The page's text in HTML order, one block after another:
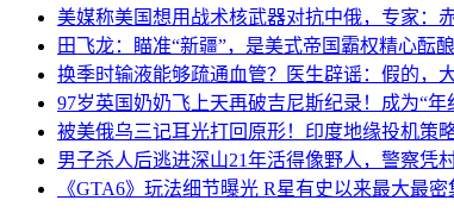
美媒称美国想用战术核武器对抗中俄，专家：
田飞龙：瞄准“新疆”，是美式帝国霸权精心酝
换季时输液能够疏通血管？医生辟谣：假的，
97岁英国奶奶飞上天再破吉尼斯纪录！成为“
被美俄乌三记耳光打回原形！印度地缘投机策
男子杀人后逃进深山21年活得像野人，警察凭
《GTA6》玩法细节曝光 R星有史以来最大最密